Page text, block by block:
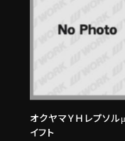
オクヤマＹＨレプソル
イフト